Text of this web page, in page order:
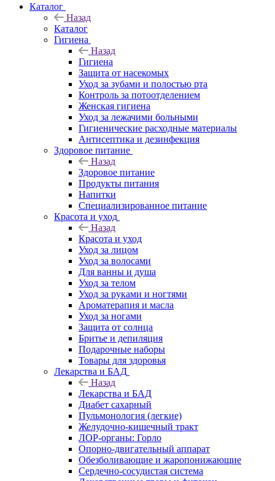
Каталог
Назад
Каталог
Гигиена
Назад
Гигиена
Защита от насекомых
Уход за зубами и полостью рта
Контроль за потоотделением
Женская гигиена
Уход за лежачими больными
Гигиенические расходные материалы
Антисептика и дезинфекция
Здоровое питание
Назад
Здоровое питание
Продукты питания
Напитки
Специализированное питание
Красота и уход
Назад
Красота и уход
Уход за лицом
Уход за волосами
Для ванны и душа
Уход за телом
Уход за руками и ногтями
Ароматерапия и масла
Уход за ногами
Защита от солнца
Бритье и депиляция
Подарочные наборы
Товары для здоровья
Лекарства и БАД
Назад
Лекарства и БАД
Диабет сахарный
Пульмонология (легкие)
Желудочно-кишечный тракт
ЛОР-органы: Горло
Опорно-двигательный аппарат
Обезболивающие и жаропонижающие
Сердечно-сосудистая система